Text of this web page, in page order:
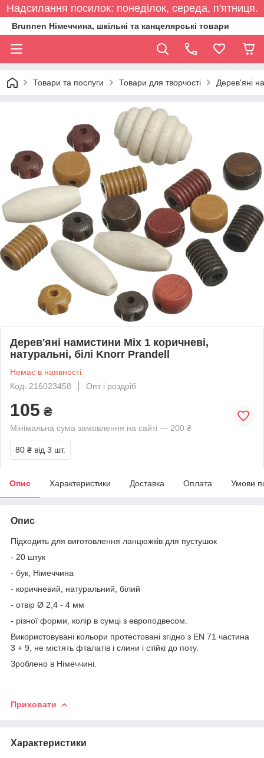
Надсилання посилок: понеділок, середа, п'ятниця.
Brunnen Німеччина, шкільні та канцелярські товари
Товари та послуги Товари для творчості Дерев'яні
Дерев'яні намистини Mix 1 коричневі,
натуральні, білі Knorr Prandell
Немає в наявності
Код: 216023458
Опт і роздріб
105 ₴
Мінімальна сума замовлення на сайті — 200 ₴
80 ₴ від 3 шт.
Опис Характеристики Доставка Оплата Умови
Опис
Підходить для виготовлення ланцюжків для пустушок
- 20 штук
- бук, Німеччина
- коричневий, натуральний, білий
- отвір Ø 2,4 - 4 мм
- різної форми, колір в сумці з европодвесом.
Використовувані кольори протестовані згідно з EN 71 частина
3 + 9, не містять фталатів і слини і стійкі до поту.
Зроблено в Німеччині.
Приховати
Характеристики